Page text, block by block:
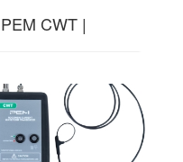
PEM CWT |
头